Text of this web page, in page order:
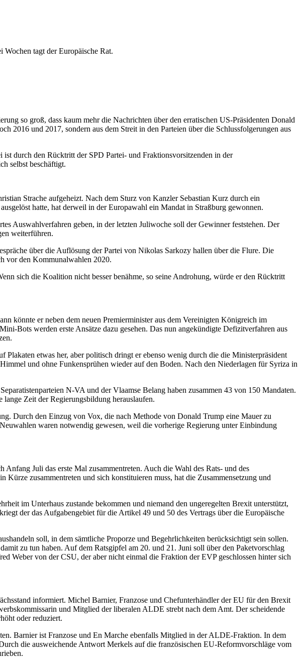
Wochen tagt der Europäische Rat.
so groß, dass kaum mehr die Nachrichten über den erratischen US-Präsidenten Donald
2016 und 2017, sondern aus dem Streit in den Parteien über die Schlussfolgerungen aus
durch den Rücktritt der SPD Partei- und Fraktionsvorsitzenden in der
selbst beschäftigt.
Strache aufgeheizt. Nach dem Sturz von Kanzler Sebastian Kurz durch ein
hatte, hat derweil in der Europawahl ein Mandat in Straßburg gewonnen.
Auswahlverfahren geben, in der letzten Juliwoche soll der Gewinner feststehen. Der
weiterführen.
über die Auflösung der Partei von Nikolas Sarkozy hallen über die Flure. Die
vor den Kommunalwahlen 2020.
sich die Koalition nicht besser benähme, so seine Androhung, würde er den Rücktritt
könnte er neben dem neuen Premierminister aus dem Vereinigten Königreich im
Bots werden erste Ansätze dazu gesehen. Das nun angekündigte Defizitverfahren aus
etwas her, aber politisch dringt er ebenso wenig durch die die Ministerpräsident
und ohne Funkensprühen wieder auf den Boden. Nach den Niederlagen für Syriza in
N-VA und der Vlaamse Belang haben zusammen 43 von 150 Mandaten.
lange Zeit der Regierungsbildung herauslaufen.
Durch den Einzug von Vox, die nach Methode von Donald Trump eine Mauer zu
waren notwendig gewesen, weil die vorherige Regierung unter Einbindung
Juli das erste Mal zusammentreten. Auch die Wahl des Rats- und des
Kürze zusammentreten und sich konstituieren muss, hat die Zusammensetzung und
im Unterhaus zustande bekommen und niemand den ungeregelten Brexit unterstützt,
der das Aufgabengebiet für die Artikel 49 und 50 des Vertrags über die Europäische
soll, in dem sämtliche Proporze und Begehrlichkeiten berücksichtigt sein sollen.
zu tun haben. Auf dem Ratsgipfel am 20. und 21. Juni soll über den Paketvorschlag
Weber von der CSU, der aber nicht einmal die Fraktion der EVP geschlossen hinter sich
informiert. Michel Barnier, Franzose und Chefunterhändler der EU für den Brexit
und Mitglied der liberalen ALDE strebt nach dem Amt. Der scheidende
oder reduziert.
Barnier ist Franzose und En Marche ebenfalls Mitglied in der ALDE-Fraktion. In dem
die ausweichende Antwort Merkels auf die französischen EU-Reformvorschläge vom